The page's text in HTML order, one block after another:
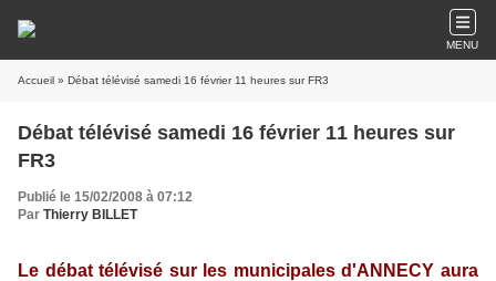
MENU
Accueil » Débat télévisé samedi 16 février 11 heures sur FR3
Débat télévisé samedi 16 février 11 heures sur
FR3
Publié le 15/02/2008 à 07:12
Par Thierry BILLET
Le débat télévisé sur les municipales d'ANNECY aura